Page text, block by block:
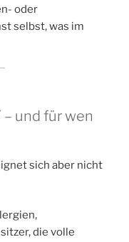
oder
selbst, was im
und für wen
sich aber nicht
die volle